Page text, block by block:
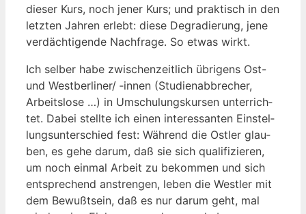
die­ser Kurs, noch jener Kurs; und prak­tisch in den
letz­ten Jah­ren erlebt: die­se Degra­die­rung, jene
ver­däch­ti­gen­de Nach­fra­ge. So etwas wirkt.
Ich sel­ber habe zwi­schen­zeit­lich übri­gens Ost-
und Westberliner/ ‑innen (Stu­di­en­ab­bre­cher,
Arbeits­lo­se …) in Umschu­lungs­kur­sen unter­rich­
tet. Dabei stell­te ich einen inter­es­san­ten Ein­stel­
lungs­un­ter­schied fest: Wäh­rend die Ost­ler glau­
ben, es gehe dar­um, daß sie sich qua­li­fi­zie­ren,
um noch ein­mal Arbeit zu bekom­men und sich
ent­spre­chend anstren­gen, leben die West­ler mit
dem Bewußt­sein, daß es nur dar­um geht, mal